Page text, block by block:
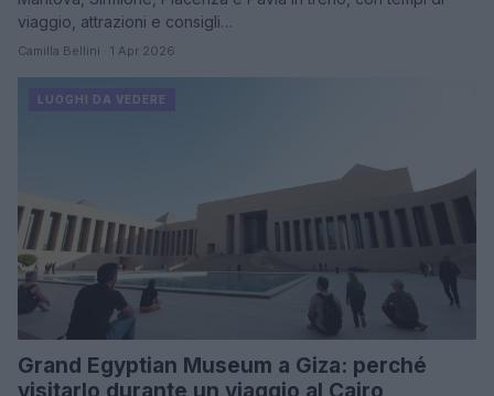
viaggio, attrazioni e consigli…
Camilla Bellini · 1 Apr 2026
LUOGHI DA VEDERE
Grand Egyptian Museum a Giza: perché